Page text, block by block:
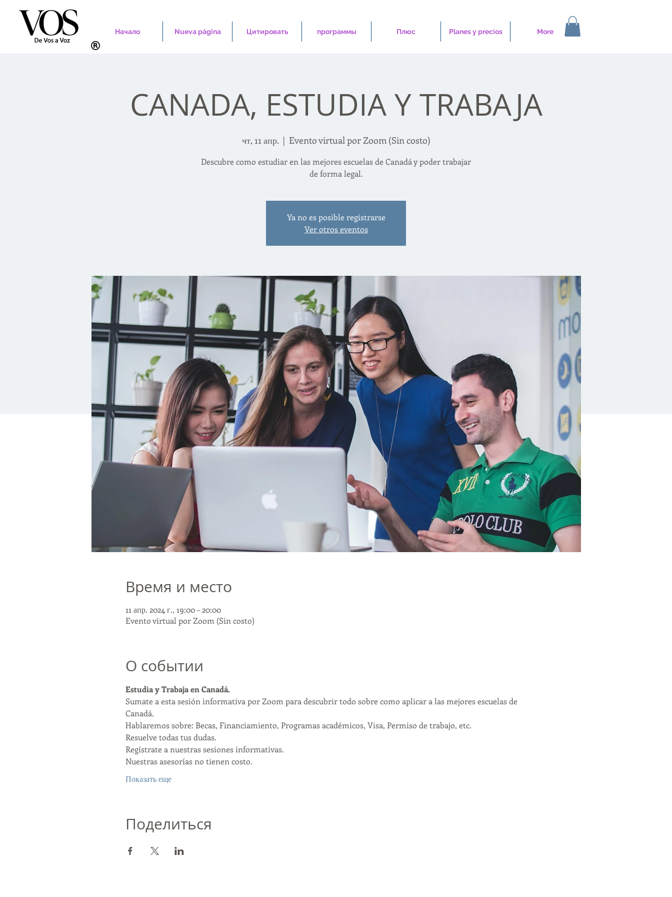
Начало Nueva página Цитировать программы Плюс Planes y precios More
CANADA, ESTUDIA Y TRABAJA
чт, 11 апр.
  |
Evento virtual por Zoom (Sin costo)
Descubre como estudiar en las mejores escuelas de Canadá y poder trabajar
de forma legal.
Ya no es posible registrarse
Ver otros eventos
Время и место
11 апр. 2024 г., 19:00 – 20:00
Evento virtual por Zoom (Sin costo)
О событии
Estudia y Trabaja en Canadá.
Sumate a esta sesión informativa por Zoom para descubrir todo sobre como aplicar a las mejores escuelas de
Canadá.
Hablaremos sobre: Becas, Financiamiento, Programas académicos, Visa, Permiso de trabajo, etc.
Resuelve todas tus dudas.
Regístrate a nuestras sesiones informativas.
Nuestras asesorías no tienen costo.
Показать еще
Поделиться